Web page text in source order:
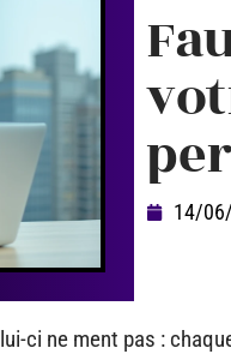
14/
ci ne ment pas :